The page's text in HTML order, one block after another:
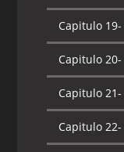
Capitulo 19-
Capitulo 20-
Capitulo 21-
Capitulo 22-